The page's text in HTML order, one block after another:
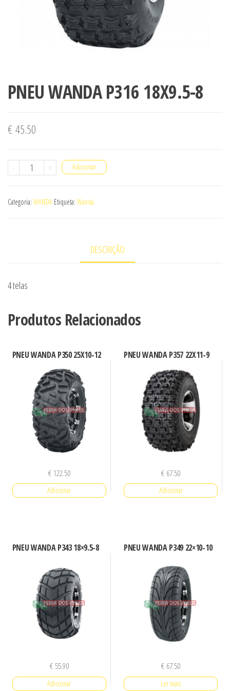
PNEU WANDA P316 18X9.5-8
€45.50
-
Quantidade
WANDA
+ Adicionar
Categoria: WANDA Etiqueta: Wanda
DESCRIÇÃO
4 telas
Produtos Relacionados
PNEU WANDA P350 25X10-12
€122.50
Adicionar
PNEU WANDA P357 22X11-9
€ 67.50
Adicionar
PNEU WANDA P343 18×9.5-8
€55.90
Adicionar
PNEU WANDA P349 22×10-10
€ 67.50
Ler mais